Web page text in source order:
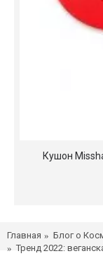
Кушон
Главная
Блог о
Тренд 2022: